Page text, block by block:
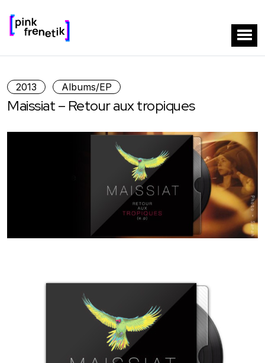
2013 Albums/EP
Maissiat – Retour aux tropiques